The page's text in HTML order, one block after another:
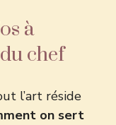
à
chef
l’art réside
on sert